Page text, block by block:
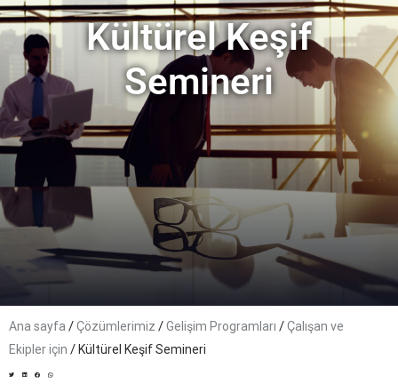
Kültürel Keşif
Semineri
Ana sayfa /Çözümlerimiz /Gelişim Programları /Çalışan ve
Ekipler için / Kültürel Keşif Semineri